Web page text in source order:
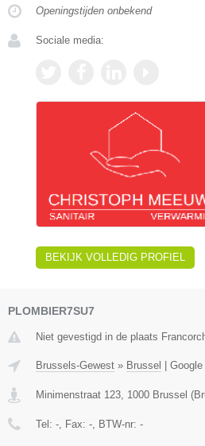
Openingstijden onbekend
Sociale media:
BEKIJK VOLLEDIG PROFIEL
PLOMBIER7SU7
Niet gevestigd in de plaats
Brussels-Gewest » Brussel
Minimenstraat 123 1000 Brussel (
Tel: - , Fax: - , BTW-nr: -